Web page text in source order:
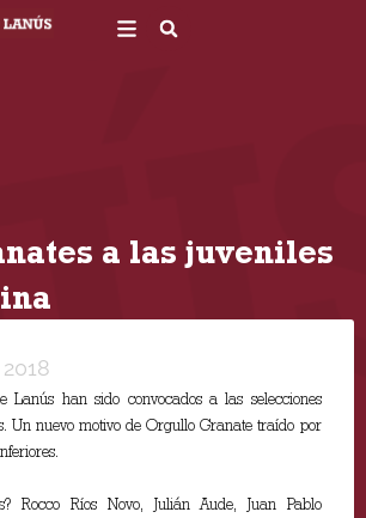
a las juveniles
Lanús han sido convocados a las selecciones
Un nuevo motivo de Orgullo Granate traído por
Rocco Ríos Novo, Julián Aude, Juan Pablo